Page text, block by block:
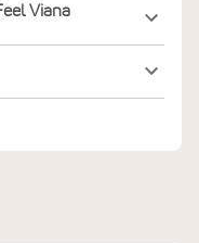
Viana